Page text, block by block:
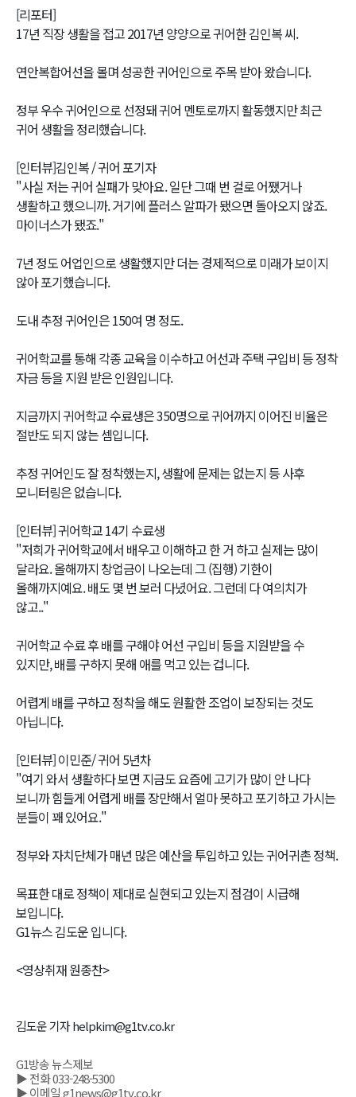
[리포터]
17년 직장 생활을 접고 2017년 양양으로 귀어한 김인복 씨.
연안복합어선을 몰며 성공한 귀어인으로 주목 받아 왔습니다.
정부 우수 귀어인으로 선정돼 귀어 멘토로까지 활동했지만 최근
귀어 생활을 정리했습니다.
[인터뷰]김인복 / 귀어 포기자
"사실 저는 귀어 실패가 맞아요. 일단 그때 번 걸로 어쨌거나
생활하고 했으니까. 거기에 플러스 알파가 됐으면 돌아오지 않죠.
마이너스가 됐죠."
7년 정도 어업인으로 생활했지만 더는 경제적으로 미래가 보이지
않아 포기했습니다.
도내 추정 귀어인은 150여 명 정도.
귀어학교를 통해 각종 교육을 이수하고 어선과 주택 구입비 등 정착
자금 등을 지원 받은 인원입니다.
지금까지 귀어학교 수료생은 350명으로 귀어까지 이어진 비율은
절반도 되지 않는 셈입니다.
추정 귀어인도 잘 정착했는지, 생활에 문제는 없는지 등 사후
모니터링은 없습니다.
[인터뷰] 귀어학교 14기 수료생
"저희가 귀어학교에서 배우고 이해하고 한 거 하고 실제는 많이
달라요. 올해까지 창업금이 나오는데 그 (집행) 기한이
올해까지예요. 배도 몇 번 보러 다녔어요. 그런데 다 여의치가
않고.."
귀어학교 수료 후 배를 구해야 어선 구입비 등을 지원받을 수
있지만, 배를 구하지 못해 애를 먹고 있는 겁니다.
어렵게 배를 구하고 정착을 해도 원활한 조업이 보장되는 것도
아닙니다.
[인터뷰] 이민준/ 귀어 5년차
"여기 와서 생활하다 보면 지금도 요즘에 고기가 많이 안 나다
보니까 힘들게 어렵게 배를 장만해서 얼마 못하고 포기하고 가시는
분들이 꽤 있어요."
정부와 자치단체가 매년 많은 예산을 투입하고 있는 귀어귀촌 정책.
목표한 대로 정책이 제대로 실현되고 있는지 점검이 시급해
보입니다.
G1뉴스 김도운 입니다.
<영상취재 원종찬>
김도운 기자 helpkim@g1tv.co.kr
G1방송 뉴스제보
▶ 전화 033-248-5300
▶ 이메일 g1news@g1tv.co.kr